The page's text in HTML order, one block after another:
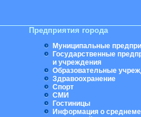
Предприятия города
Муниципальные
Государственные
и учреждения
Образовательные
Здравоохранение
Спорт
СМИ
Гостиницы
Информация о